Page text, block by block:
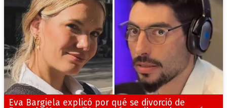
Eva Bargiela explicó por qué se divorció de